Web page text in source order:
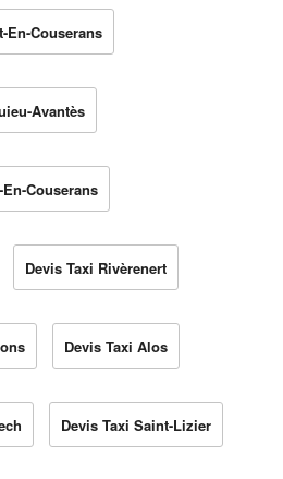
En-Couserans
Avantès
Couserans
Devis Taxi Rivèrenert
Devis Taxi Alos
Devis Taxi Saint-Lizier